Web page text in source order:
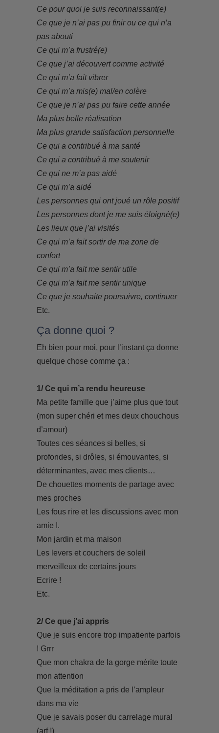
Ce pour quoi je suis reconnaissant(e)
Ce que je n’ai pas pu finir ou ce qui n’a
pas abouti
Ce qui m’a frustré(e)
Ce que j’ai découvert comme activité
Ce qui m’a fait vibrer
Ce qui m’a mis(e) mal/en colère
Ce que je n’ai pas pu faire cette année
Ma plus belle réalisation
Ma plus grande satisfaction personnelle
Ce qui a contribué à ma santé
Ce qui a contribué à me soutenir
Ce qui ne m’a pas aidé
Ce qui m’a aidé
Les personnes qui ont joué un rôle positif
Les personnes dont je me suis éloigné(e)
Les lieux que j’ai visités
Ce qui m’a fait sortir de ma zone de
confort
Ce qui m’a fait me sentir utile
Ce qui m’a fait me sentir unique
Ce que je souhaite poursuivre, continuer
Etc.
Ça donne quoi ?
Eh bien pour moi, pour l’instant ça donne
quelque chose comme ça :
1/ Ce qui m’a rendu heureuse
Ma petite famille que j’aime plus que tout
(mon super chéri et mes deux chouchous
d’amour)
Toutes ces séances si belles, si
profondes, si drôles, si émouvantes, si
déterminantes, avec mes clients…
De chouettes moments de partage avec
mes proches
Les fous rire et les discussions avec mon
amie I.
Mon jardin et ma maison
Les levers et couchers de soleil
merveilleux de certains jours
Ecrire !
Etc.
2/ Ce que j’ai appris
Que je suis encore trop impatiente parfois
! Grrr
Que mon chakra de la gorge mérite toute
mon attention
Que la méditation a pris de l’ampleur
dans ma vie
Que je savais poser du carrelage mural
(arf !)